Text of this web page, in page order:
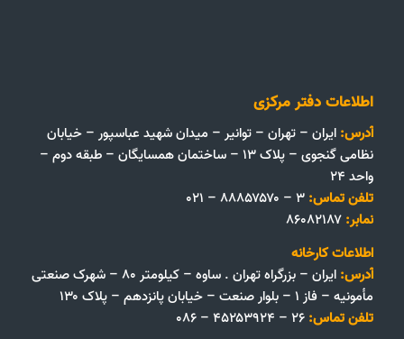
اطلاعات دفتر مرکزی
آدرس: ایران – تهران – توانیر – میدان شهید عباسپور – خیابان
نظامی گنجوی – پلاک ۱۳ – ساختمان همسایگان – طبقه دوم –
واحد ۲۴
تلفن تماس:
نمابر:
اطلاعات کارخانه
آدرس:
ایران – بزرگراه تهران . ساوه – کیلومتر ۸۰ – شهرک صنعتی
مأمونیه – فاز ۱ – بلوار صنعت – خیابان پانزدهم – پلاک ۱۳۰
تلفن تماس: